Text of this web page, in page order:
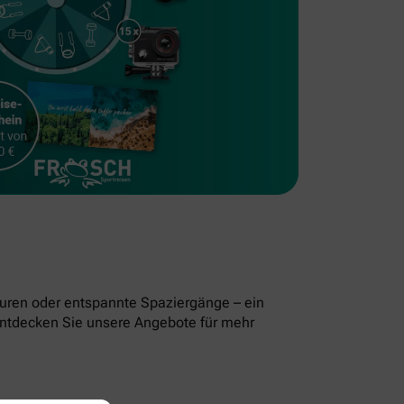
oder entspannte Spaziergänge – ein
Sie unsere Angebote für mehr